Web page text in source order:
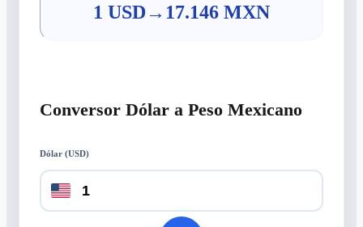
1 USD→ 17.146 MXN
Conversor Dólar a Peso Mexicano
Dólar (USD)